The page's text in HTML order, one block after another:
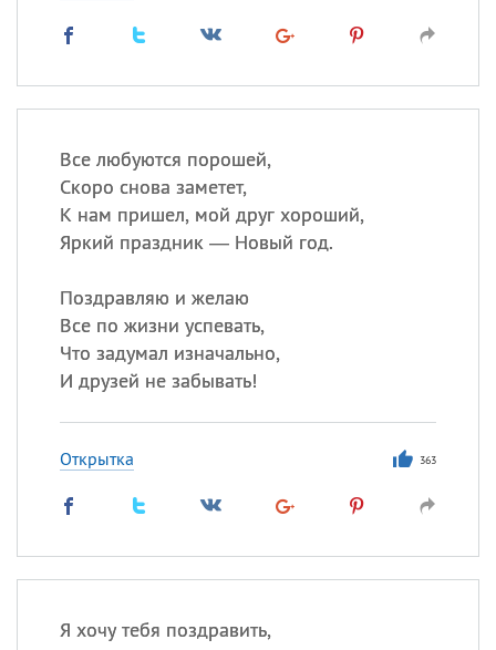
Все любуются порошей,
Скоро снова заметет,
К нам пришел, мой друг хороший,
Яркий праздник — Новый год.
Поздравляю и желаю
Все по жизни успевать,
Что задумал изначально,
И друзей не забывать!
Открытка 363
Я хочу тебя поздравить,